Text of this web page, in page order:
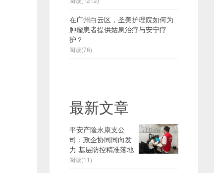
在广州白云区，圣美护理院如何为
肿瘤患者提供姑息治疗与安宁疗
护？
阅读(76)
最新文章
平安产险永康支公
司：政企协同同向发
力 基层防控精准落地
阅读(11)